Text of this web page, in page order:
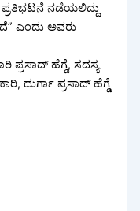
ಪ್ರತಿಭಟನೆ ನಡೆಯಲಿದ್ದು
ಎಂದು ಅವರು
ಪ್ರಸಾದ್ ಹೆಗ್ಡೆ, ಸದಸ್ಯ
ದುರ್ಗಾ ಪ್ರಸಾದ್ ಹೆಗ್ಡೆ